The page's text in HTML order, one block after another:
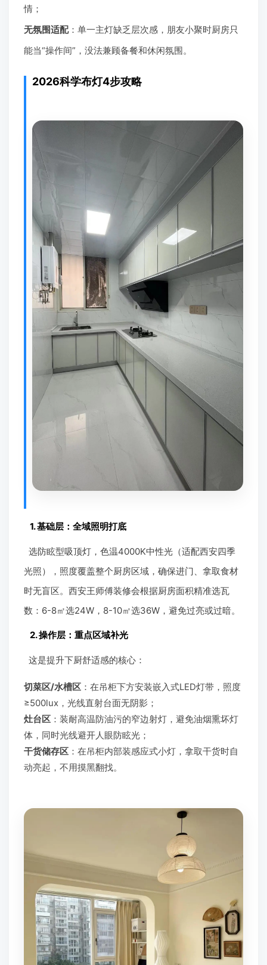
情；
无氛围适配：单一主灯缺乏层次感，朋友小聚时厨房只
能当“操作间”，没法兼顾备餐和休闲氛围。
2026科学布灯4步攻略
1. 基础层：全域照明打底
选防眩型吸顶灯，色温4000K中性光（适配西安四季
光照），照度覆盖整个厨房区域，确保进门、拿取食材
时无盲区。西安王师傅装修会根据厨房面积精准选瓦
数：6-8㎡选24W，8-10㎡选36W，避免过亮或过暗。
2. 操作层：重点区域补光
这是提升下厨舒适感的核心：
切菜区/水槽区 ：在吊柜下方安装嵌入式LED灯带，照度
≥500lux，光线直射台面无阴影；
灶台区 ：装耐高温防油污的窄边射灯，避免油烟熏坏灯
体，同时光线避开人眼防眩光；
干货储存区 ：在吊柜内部装感应式小灯，拿取干货时自
动亮起，不用摸黑翻找。